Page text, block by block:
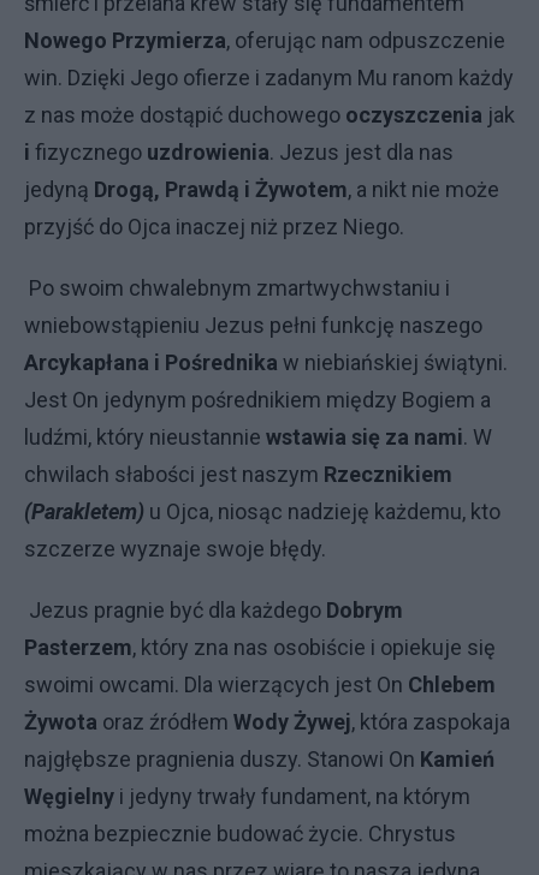
Nowego Przymierza, oferując nam odpuszczenie
win. Dzięki Jego ofierze i zadanym Mu ranom każdy
z nas może dostąpić duchowego oczyszczenia jak
i fizycznego uzdrowienia. Jezus jest dla nas
jedyną Drogą, Prawdą i Żywotem, a nikt nie może
przyjść do Ojca inaczej niż przez Niego.
Po swoim chwalebnym zmartwychwstaniu i
wniebowstąpieniu Jezus pełni funkcję naszego
Arcykapłana i Pośrednika w niebiańskiej świątyni.
Jest On jedynym pośrednikiem między Bogiem a
ludźmi, który nieustannie wstawia się za nami. W
chwilach słabości jest naszym Rzecznikiem
(Parakletem) u Ojca, niosąc nadzieję każdemu, kto
szczerze wyznaje swoje błędy.
Jezus pragnie być dla każdego Dobrym
Pasterzem, który zna nas osobiście i opiekuje się
swoimi owcami. Dla wierzących jest On Chlebem
Żywota oraz źródłem Wody Żywej, która zaspokaja
najgłębsze pragnienia duszy. Stanowi On Kamień
Węgielny i jedyny trwały fundament, na którym
można bezpiecznie budować życie. Chrystus